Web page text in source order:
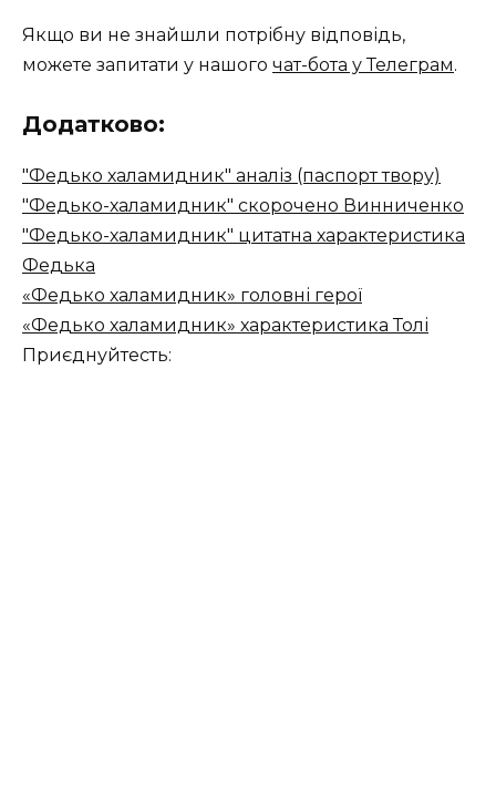
Якщо ви не знайшли потрібну відповідь,
можете запитати у нашого чат-бота у Телеграм.
Додатково:
"Федько халамидник" аналіз (паспорт твору)
"Федько-халамидник" скорочено Винниченко
"Федько-халамидник" цитатна характеристика
Федька
«Федько халамидник» головні герої
«Федько халамидник» характеристика Толі
Приєднуйтесть: